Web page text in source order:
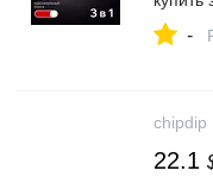
-
chipdip
22.1